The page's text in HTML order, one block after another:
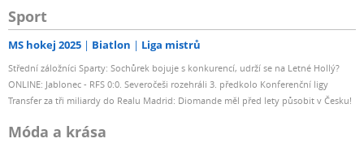
Sport
MS hokej 2025 Biatlon Liga mistrů
Střední záložníci Sparty: Sochůrek bojuje s konkurencí, udrží se na Letné Hollý?
ONLINE: Jablonec - RFS 0:0. Severočeši rozehráli 3. předkolo Konferenční ligy
Transfer za tři miliardy do Realu Madrid: Diomande měl před lety působit v Česku!
Móda a krása